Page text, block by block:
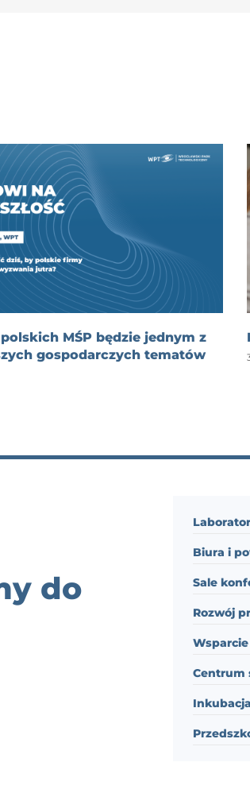
MŚP będzie jednym z
gospodarczych tematów
do
Biura i
Sale
Rozwój
Centrum